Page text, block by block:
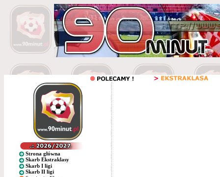
Strona główna
Skarb Ekstraklasy
Skarb I ligi
Skarb II ligi